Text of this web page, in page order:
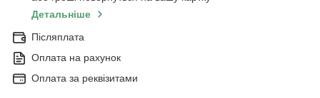
Детальніше
Післяплата
Оплата на рахунок
Оплата за реквізитами